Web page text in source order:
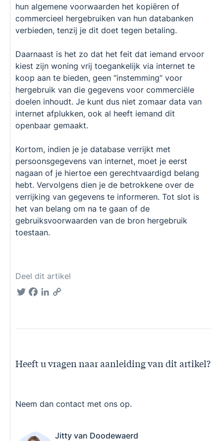
hun algemene voorwaarden het kopiëren of
commercieel hergebruiken van hun databanken
verbieden, tenzij je dit doet tegen betaling.
Daarnaast is het zo dat het feit dat iemand ervoor
kiest zijn woning vrij toegankelijk via internet te
koop aan te bieden, geen “instemming” voor
hergebruik van die gegevens voor commerciële
doelen inhoudt. Je kunt dus niet zomaar data van
internet afplukken, ook al heeft iemand dit
openbaar gemaakt.
Kortom, indien je je database verrijkt met
persoonsgegevens van internet, moet je eerst
nagaan of je hiertoe een gerechtvaardigd belang
hebt. Vervolgens dien je de betrokkene over de
verrijking van gegevens te informeren. Tot slot is
het van belang om na te gaan of de
gebruiksvoorwaarden van de bron hergebruik
toestaan.
Deel dit artikel
TwitterFacebook
LinkedIn
Heeft u vragen naar aanleiding van dit artikel?
Neem dan contact met ons op.
Jitty van Doodewaerd